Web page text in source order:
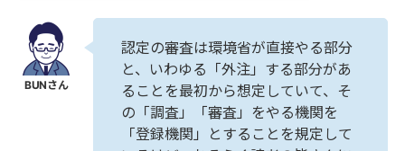
認定の審査は環境省が直接やる部分
と、いわゆる「外注」する部分があ
ることを最初から想定していて、そ
の「調査」「審査」をやる機関を
「登録機関」とすることを規定して